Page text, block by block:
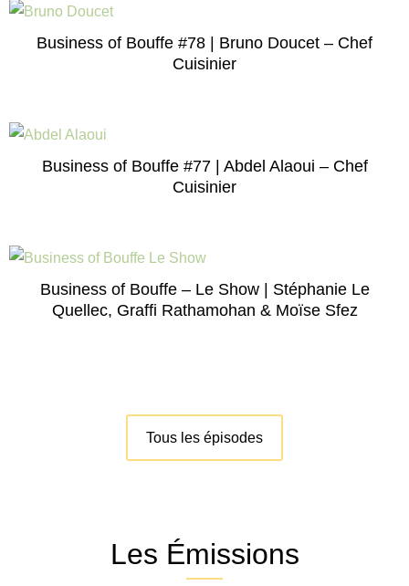
Business of Bouffe #78 | Bruno Doucet – Chef
Cuisinier
Business of Bouffe #77 | Abdel Alaoui – Chef
Cuisinier
Business of Bouffe – Le Show | Stéphanie Le
Quellec, Graffi Rathamohan & Moïse Sfez
Tous les épisodes
Les Émissions